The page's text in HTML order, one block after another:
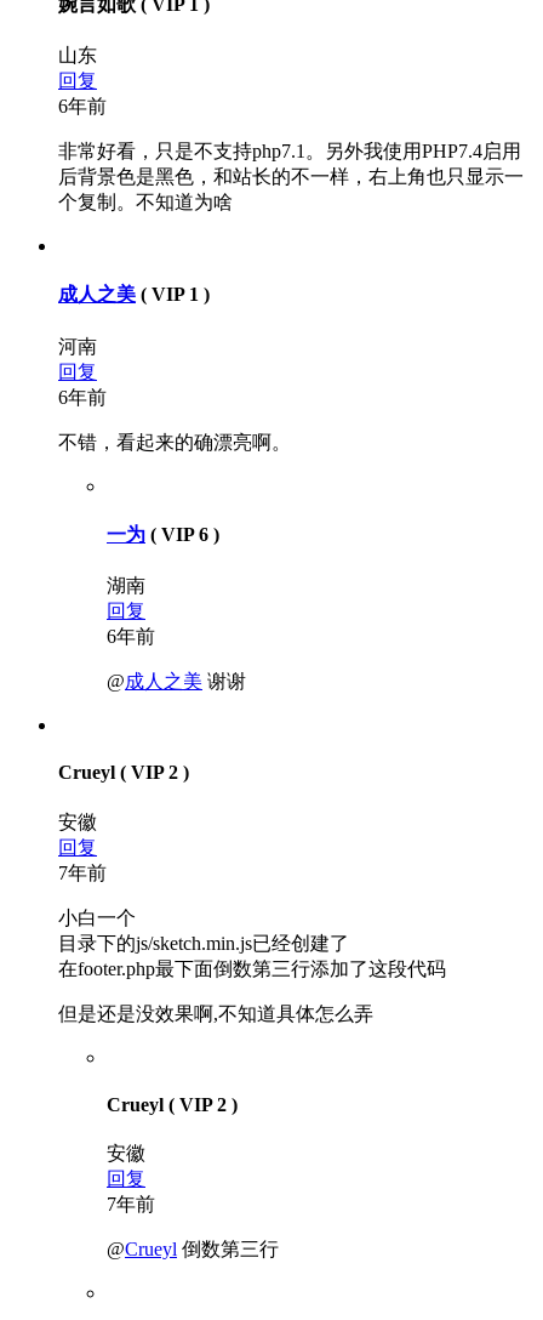
山东
回复
6年前
非常好看，只是不支持php7.1。另外我使用PHP7.4启用
后背景色是黑色，和站长的不一样，右上角也只显示一
个复制。不知道为啥
成人之美 ( VIP 1 )
河南
回复
6年前
不错，看起来的确漂亮啊。
一为 ( VIP 6 )
湖南
回复
6年前
@成人之美 谢谢
Crueyl ( VIP 2 )
安徽
回复
7年前
小白一个
目录下的js/sketch.min.js已经创建了
在footer.php最下面倒数第三行添加了这段代码
但是还是没效果啊,不知道具体怎么弄
Crueyl ( VIP 2 )
安徽
回复
7年前
@Crueyl 倒数第三行